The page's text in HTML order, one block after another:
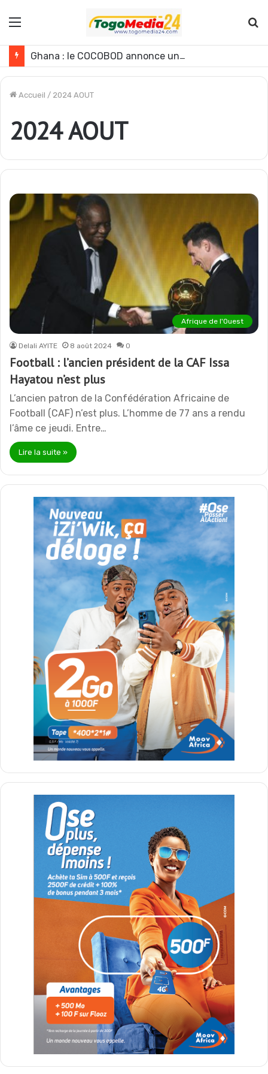
Menu
Accueil / 2024 AOUT
2024 AOUT
Afrique de l'Ouest
Delali AYITE 8 août 2024 0
Football : l’ancien président de la CAF Issa
Hayatou n’est plus
L’ancien patron de la Confédération Africaine de
Football (CAF) n’est plus. L’homme de 77 ans a rendu
l’âme ce jeudi. Entre…
Lire la suite »